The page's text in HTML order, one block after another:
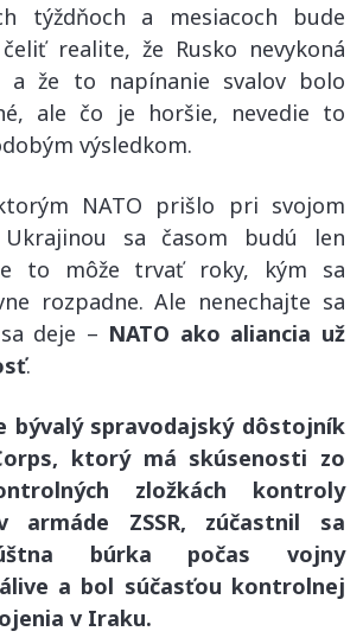
týždňoch a mesiacoch bude
realite, že Rusko nevykoná
a že to napínanie svalov bolo
ale čo je horšie, nevedie to
výsledkom.
NATO prišlo pri svojom
sa časom budú len
to môže trvať roky, kým sa
rozpadne. Ale nenechajte sa
deje – NATO ako aliancia už
.
bývalý spravodajský dôstojník
ktorý má skúsenosti zo
zložkách kontroly
armáde ZSSR, zúčastnil sa
búrka počas vojny
a bol súčasťou kontrolnej
v Iraku.